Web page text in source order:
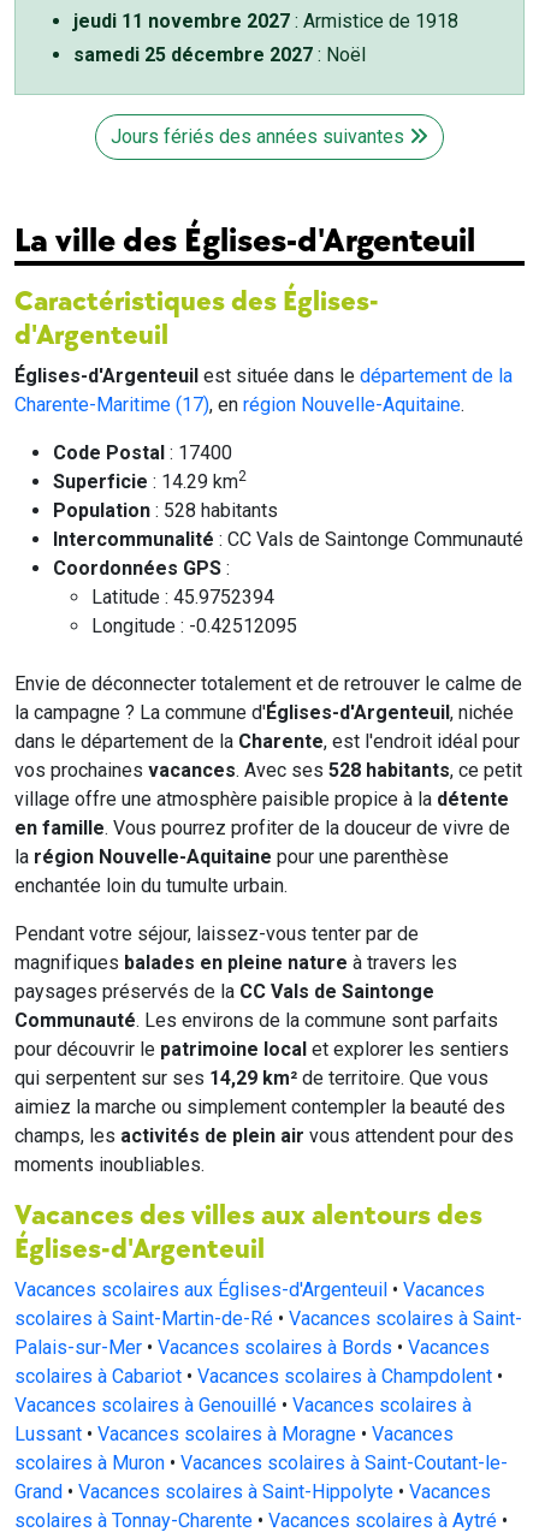
jeudi 11 novembre 2027 : Armistice de 1918
samedi 25 décembre 2027 : Noël
Jours fériés des années suivantes
La ville des Églises-d'Argenteuil
Caractéristiques des Églises-
d'Argenteuil
Églises-d'Argenteuil est située dans le département de la
Charente-Maritime (17), en région Nouvelle-Aquitaine.
Code Postal : 17400
Superficie : 14.29 km2
Population : 528 habitants
Intercommunalité : CC Vals de Saintonge Communauté
Coordonnées GPS :
Latitude : 45.9752394
Longitude : -0.42512095
Envie de déconnecter totalement et de retrouver le calme de
la campagne ? La commune d'Églises-d'Argenteuil, nichée
dans le département de la Charente, est l'endroit idéal pour
vos prochaines vacances. Avec ses 528 habitants, ce petit
village offre une atmosphère paisible propice à la détente
en famille. Vous pourrez profiter de la douceur de vivre de
la région Nouvelle-Aquitaine pour une parenthèse
enchantée loin du tumulte urbain.
Pendant votre séjour, laissez-vous tenter par de
magnifiques balades en pleine nature à travers les
paysages préservés de la CC Vals de Saintonge
Communauté. Les environs de la commune sont parfaits
pour découvrir le patrimoine local et explorer les sentiers
qui serpentent sur ses 14,29 km² de territoire. Que vous
aimiez la marche ou simplement contempler la beauté des
champs, les activités de plein air vous attendent pour des
moments inoubliables.
Vacances des villes aux alentours des
Églises-d'Argenteuil
Vacances scolaires aux Églises-d'Argenteuil • Vacances
scolaires à Saint-Martin-de-Ré • Vacances scolaires à Saint-
Palais-sur-Mer • Vacances scolaires à Bords • Vacances
scolaires à Cabariot • Vacances scolaires à Champdolent •
Vacances scolaires à Genouillé • Vacances scolaires à
Lussant • Vacances scolaires à Moragne • Vacances
scolaires à Muron • Vacances scolaires à Saint-Coutant-le-
Grand • Vacances scolaires à Saint-Hippolyte • Vacances
scolaires à Tonnay-Charente • Vacances scolaires à Aytré •